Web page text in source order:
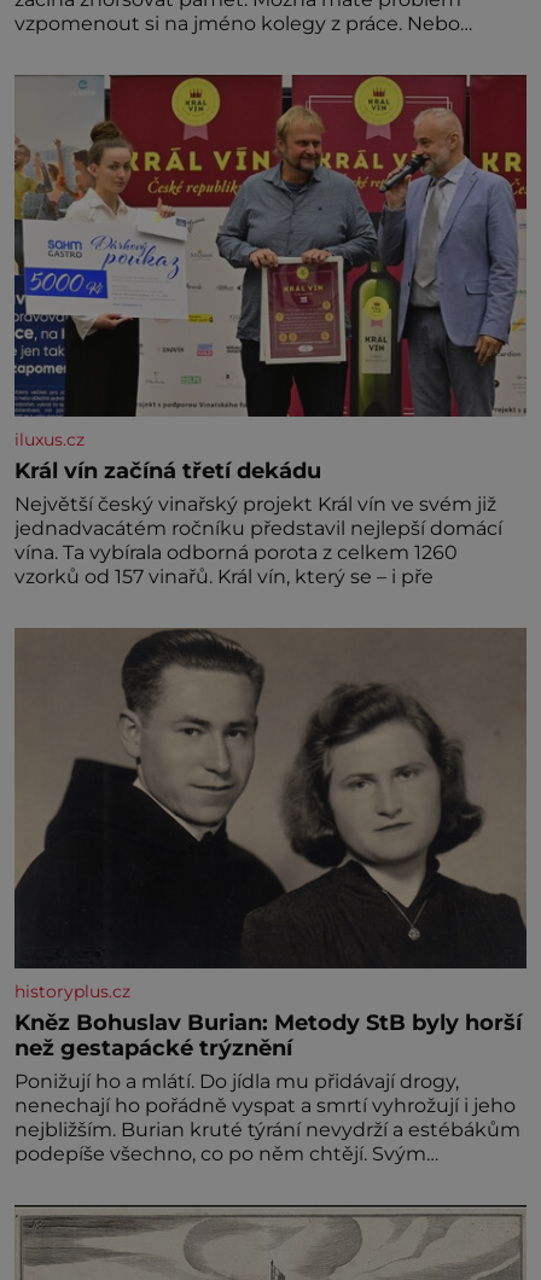
vzpomenout si na jméno kolegy z práce. Nebo
nedávno přečetli. Je to opravdu tak, s věkem jako
kdyby se paměť rozhodla stávkovat. Cvičte
iluxus.cz
Král vín začíná třetí dekádu
Největší český vinařský projekt Král vín ve svém již
jednadvacátém ročníku představil nejlepší domácí
vína. Ta vybírala odborná porota z celkem 1260
vzorků od 157 vinařů. Král vín, který se – i pře
historyplus.cz
Kněz Bohuslav Burian: Metody StB byly horší
než gestapácké trýznění
Ponižují ho a mlátí. Do jídla mu přidávají drogy,
nenechají ho pořádně vyspat a smrtí vyhrožují i jeho
nejbližším. Burian kruté týrání nevydrží a estébákům
podepíše všechno, co po něm chtějí. Svým
výslechů nikdo nevyvíjel fyzický ani psychický nátlak.
Syn brněnského řezníka chce být knězem a